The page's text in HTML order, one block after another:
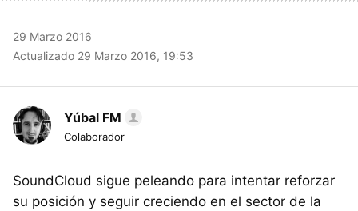
29 Marzo 2016
Actualizado 29 Marzo 2016, 19:53
Yúbal FM
Colaborador
SoundCloud sigue peleando para intentar reforzar
su posición y seguir creciendo en el sector de la